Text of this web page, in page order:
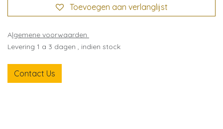
Toevoegen aan verlanglijst
Algemene voorwaarden
Levering 1 a 3 dagen , indien stock
Contact Us